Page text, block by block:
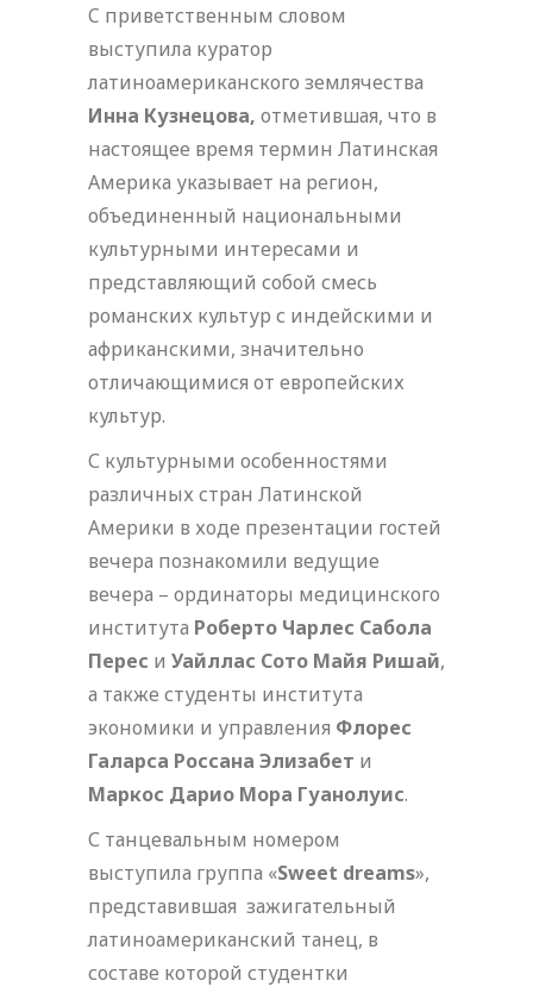
C приветственным словом
выступила куратор
латиноамериканского землячества
Инна Кузнецова, отметившая, что в
настоящее время термин Латинская
Америка указывает на регион,
объединенный национальными
культурными интересами и
представляющий собой смесь
романских культур с индейскими и
африканскими, значительно
отличающимися от европейских
культур.
С культурными особенностями
различных стран Латинской
Америки в ходе презентации гостей
вечера познакомили ведущие
вечера – ординаторы медицинского
института Роберто Чарлес Сабола
Перес и Уайллас Сото Майя Ришай,
а также студенты института
экономики и управления Флорес
Галарса Россана Элизабет и
Маркос Дарио Мора Гуанолуис.
С танцевальным номером
выступила группа «Sweet dreams»,
представившая зажигательный
латиноамериканский танец, в
составе которой студентки